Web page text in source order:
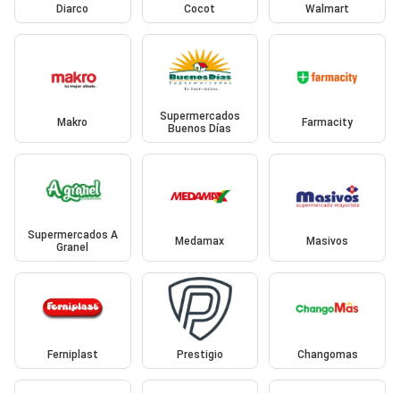
Diarco Cocot Walmart
Makro
Supermercados
Buenos Días
Farmacity
Supermercados A
Granel
Medamax Masivos
Ferniplast Prestigio Changomas